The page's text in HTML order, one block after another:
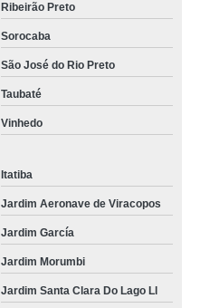
Ribeirão Preto
Sorocaba
São José do Rio Preto
Taubaté
Vinhedo
Itatiba
Jardim Aeronave de Viracopos
Jardim García
Jardim Morumbi
Jardim Santa Clara Do Lago Ll